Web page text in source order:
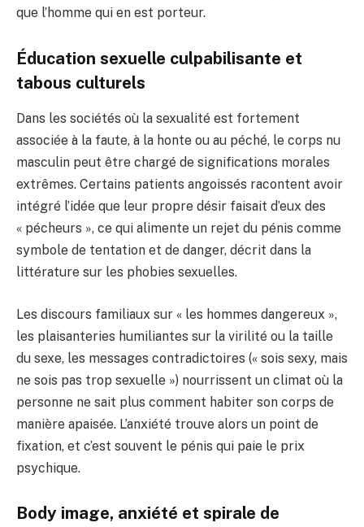
que l’homme qui en est porteur.
Éducation sexuelle culpabilisante et
tabous culturels
Dans les sociétés où la sexualité est fortement
associée à la faute, à la honte ou au péché, le corps nu
masculin peut être chargé de significations morales
extrêmes. Certains patients angoissés racontent avoir
intégré l’idée que leur propre désir faisait d’eux des
« pécheurs », ce qui alimente un rejet du pénis comme
symbole de tentation et de danger, décrit dans la
littérature sur les phobies sexuelles.
Les discours familiaux sur « les hommes dangereux »,
les plaisanteries humiliantes sur la virilité ou la taille
du sexe, les messages contradictoires (« sois sexy, mais
ne sois pas trop sexuelle ») nourrissent un climat où la
personne ne sait plus comment habiter son corps de
manière apaisée. L’anxiété trouve alors un point de
fixation, et c’est souvent le pénis qui paie le prix
psychique.
Body image, anxiété et spirale de